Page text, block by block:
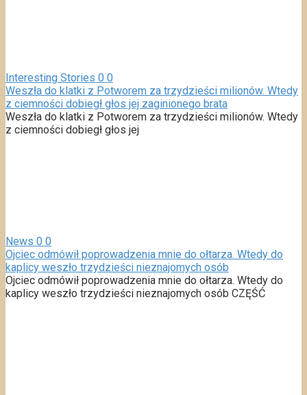
Interesting Stories 0 0
Weszła do klatki z Potworem za trzydzieści milionów. Wtedy
z ciemności dobiegł głos jej zaginionego brata
Weszła do klatki z Potworem za trzydzieści milionów. Wtedy
z ciemności dobiegł głos jej
News 0 0
Ojciec odmówił poprowadzenia mnie do ołtarza. Wtedy do
kaplicy weszło trzydzieści nieznajomych osób
Ojciec odmówił poprowadzenia mnie do ołtarza. Wtedy do
kaplicy weszło trzydzieści nieznajomych osób CZĘŚĆ